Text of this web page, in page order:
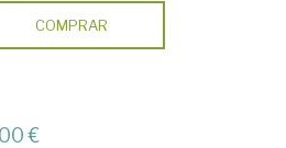
COMPRAR
€